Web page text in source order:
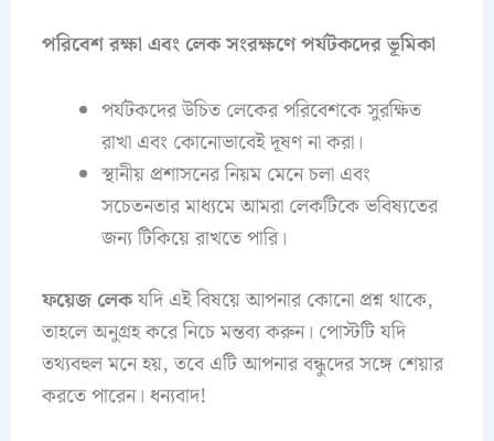
পরিবেশ রক্ষা এবং লেক সংরক্ষণে পর্যটকদের ভূমিকা
পর্যটকদের উচিত লেকের পরিবেশকে সুরক্ষিত
রাখা এবং কোনোভাবেই দূষণ না করা।
স্থানীয় প্রশাসনের নিয়ম মেনে চলা এবং
সচেতনতার মাধ্যমে আমরা লেকটিকে ভবিষ্যতের
জন্য টিকিয়ে রাখতে পারি।
ফয়েজ লেকযদি এই বিষয়ে আপনার কোনো প্রশ্ন থাকে,
তাহলে অনুগ্রহ করে নিচে মন্তব্য করুন। পোস্টটি যদি
তথ্যবহুল মনে হয়, তবে এটি আপনার বন্ধুদের সঙ্গে শেয়ার
করতে পারেন। ধন্যবাদ!